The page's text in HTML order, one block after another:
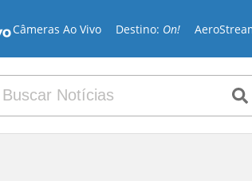
Câmeras Ao Vivo Destino: On!